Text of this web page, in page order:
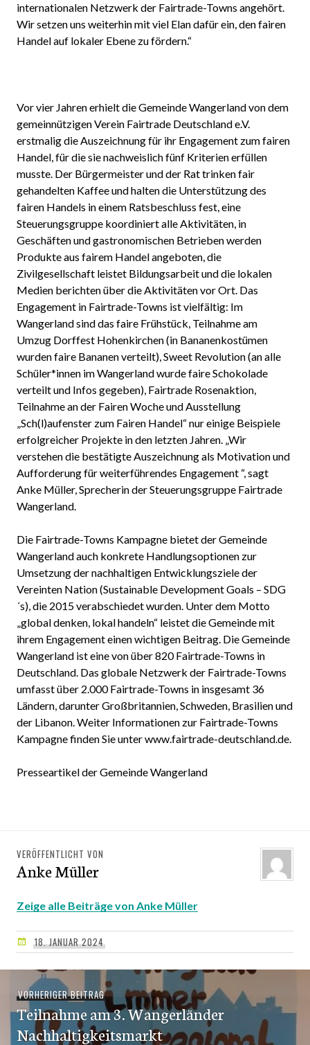
internationalen Netzwerk der Fairtrade-Towns angehört.
Wir setzen uns weiterhin mit viel Elan dafür ein, den fairen
Handel auf lokaler Ebene zu fördern.“
Vor vier Jahren erhielt die Gemeinde Wangerland von dem
gemeinnützigen Verein Fairtrade Deutschland e.V.
erstmalig die Auszeichnung für ihr Engagement zum fairen
Handel, für die sie nachweislich fünf Kriterien erfüllen
musste. Der Bürgermeister und der Rat trinken fair
gehandelten Kaffee und halten die Unterstützung des
fairen Handels in einem Ratsbeschluss fest, eine
Steuerungsgruppe koordiniert alle Aktivitäten, in
Geschäften und gastronomischen Betrieben werden
Produkte aus fairem Handel angeboten, die
Zivilgesellschaft leistet Bildungsarbeit und die lokalen
Medien berichten über die Aktivitäten vor Ort. Das
Engagement in Fairtrade-Towns ist vielfältig: Im
Wangerland sind das faire Frühstück, Teilnahme am
Umzug Dorffest Hohenkirchen (in Bananenkostümen
wurden faire Bananen verteilt), Sweet Revolution (an alle
Schüler*innen im Wangerland wurde faire Schokolade
verteilt und Infos gegeben), Fairtrade Rosenaktion,
Teilnahme an der Fairen Woche und Ausstellung
„Sch(l)aufenster zum Fairen Handel“ nur einige Beispiele
erfolgreicher Projekte in den letzten Jahren. „Wir
verstehen die bestätigte Auszeichnung als Motivation und
Aufforderung für weiterführendes Engagement “, sagt
Anke Müller, Sprecherin der Steuerungsgruppe Fairtrade
Wangerland.
Die Fairtrade-Towns Kampagne bietet der Gemeinde
Wangerland auch konkrete Handlungsoptionen zur
Umsetzung der nachhaltigen Entwicklungsziele der
Vereinten Nation (Sustainable Development Goals – SDG
´s), die 2015 verabschiedet wurden. Unter dem Motto
„global denken, lokal handeln“ leistet die Gemeinde mit
ihrem Engagement einen wichtigen Beitrag. Die Gemeinde
Wangerland ist eine von über 820 Fairtrade-Towns in
Deutschland. Das globale Netzwerk der Fairtrade-Towns
umfasst über 2.000 Fairtrade-Towns in insgesamt 36
Ländern, darunter Großbritannien, Schweden, Brasilien und
der Libanon. Weiter Informationen zur Fairtrade-Towns
Kampagne finden Sie unter www.fairtrade-deutschland.de.
Presseartikel der Gemeinde Wangerland
VERÖFFENTLICHT VON
Anke Müller
Zeige alle Beiträge von Anke Müller
18. JANUAR 2024
Beitragsnavigation
VORHERIGER BEITRAGVorheriger
Beitrag:
Teilnahme am 3. Wangerländer
Nachhaltigkeitsmarkt